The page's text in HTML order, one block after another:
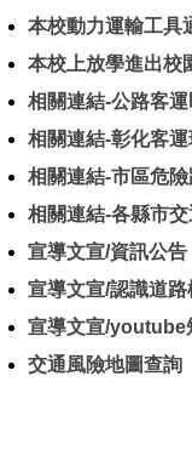
本校動力運輸工具
本校上放學進出校
相關連結-公路客
相關連結-彰化客
相關連結-市區危
相關連結-各縣市
宣導文宣/資訊公告
宣導文宣/認識道路
宣導文宣/youtube
交通風險地圖查詢